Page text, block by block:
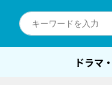
ドラマ